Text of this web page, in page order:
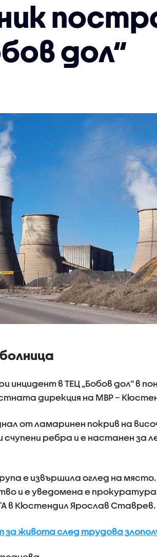
дол“
инцидент в ТЕЦ „Бобов дол“ в
дирекция на МВР –
от ламаринен покрив на
ребра и е настанен за
е извършила оглед на
и е уведомена е
в Кюстендил Ярослав Ставрев.
за живота след трудова